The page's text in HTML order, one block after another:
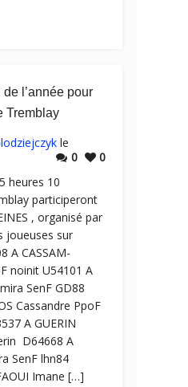
l’année pour
Tremblay
le
0
0
heures 10
participeront
, organisé par
joueuses sur
A CASSAM-
noinit U54101 A
SenF GD88
Cassandre PpoF
A GUERIN
D64668 A
SenF lhn84
Imane […]